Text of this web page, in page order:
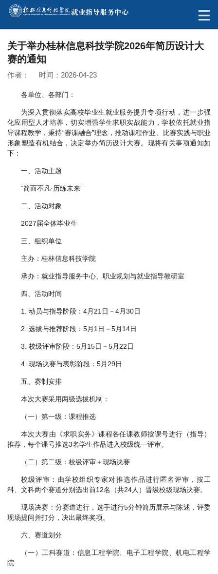
关于举办桂林信息科技学院2026年简历设计大
赛的通知
作者： 时间：2026-04-23
各单位、各部门：
为深入贯彻落实高校毕业生就业服务提升专项行动，进一步强
化应用型人才培养，切实增强学生求职实战能力，学校依托就业指
导课程教学，秉持“赛课融合”理念，推动课程作业、比赛实践与职业
形象塑造有机结合，决定举办简历设计大赛。现将有关事项通知如
下：
一、活动主题
“简而不凡·历练未来”
二、活动对象
2027届全体毕业生
三、组织单位
主办：桂林信息科技学院
承办：就业指导服务中心、职业规划与就业指导教研室
四、活动时间
1. 动员与指导阶段：4月21日－4月30日
2. 选拔与推荐阶段：5月1日－5月14日
3. 校级评审阶段：5月15日－5月22日
4. 现场决赛与表彰阶段：5月29日
五、赛制安排
本次大赛采用两级选拔机制：
（一）第一级：课程推选
本次大赛由《求职实务》课程各任课教师按课号进行（指导）
推荐，每个课号推选3名学生作品进入校级统一评审。
（二）第二级：校级评审＋现场决赛
校级评审：由学校组织专家对推选作品进行匿名评审，按工
科、文科两个赛道分别选出前12名（共24人）晋级校级现场决赛。
现场决赛：分赛道进行，选手进行5分钟简历展示与陈述，评委
现场提问并打分，决出最终奖项。
六、赛道划分
（一）工科赛道：信息工程学院、电子工程学院、机电工程学
院